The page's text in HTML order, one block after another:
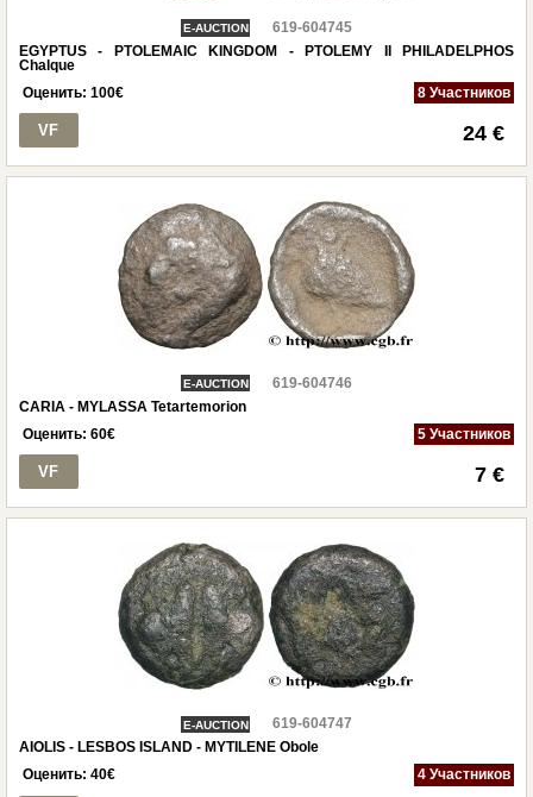
E-AUCTION
619-604745
EGYPTUS - PTOLEMAIC KINGDOM - PTOLEMY II PHILADELPHOS
Chalque
Оценить: 100€ 8 Участников
VF 24 €
E-AUCTION
619-604746
CARIA - MYLASSA Tetartemorion
Оценить: 60€ 5 Участников
VF 7 €
E-AUCTION
619-604747
AIOLIS - LESBOS ISLAND - MYTILENE Obole
Оценить: 40€ 4 Участников